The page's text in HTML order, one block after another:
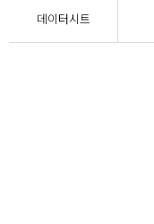
데이터시트